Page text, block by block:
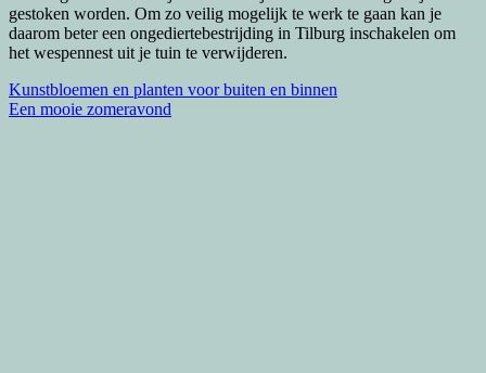
gestoken worden. Om zo veilig mogelijk te werk te gaan kan je
daarom beter een ongediertebestrijding in Tilburg inschakelen om
het wespennest uit je tuin te verwijderen.
Bericht
navigatie
Kunstbloemen en planten voor buiten en binnen
Een mooie zomeravond